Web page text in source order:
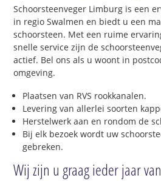
Schoorsteenveger Limburg is een
in regio Swalmen en biedt u een
schoorsteen. Met een ruime
snelle service zijn de
actief. Bel ons als u woont in
omgeving.
Plaatsen van RVS rookkanalen.
Levering van allerlei soorten
Herstelwerk aan en rondom de
Bij elk bezoek wordt uw
gebreken.
Wij zijn u graag ieder jaar